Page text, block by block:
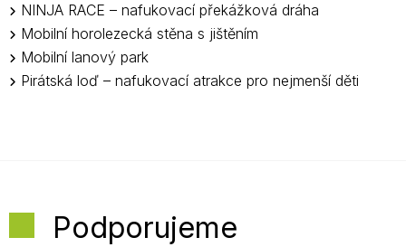
NINJA RACE – nafukovací překážková dráha
Mobilní horolezecká stěna s jištěním
Mobilní lanový park
Pirátská loď – nafukovací atrakce pro nejmenší děti
Podporujeme